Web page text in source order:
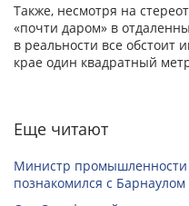
Также, несмотря на
«почти даром» в
в реальности все обстоит
крае один квадратный
Еще читают
Министр промышленности
познакомился с